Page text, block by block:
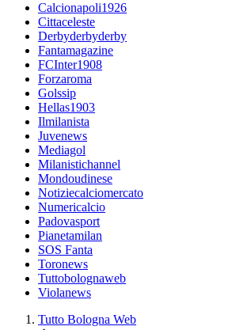
Calcionapoli1926
Cittaceleste
Derbyderbyderby
Fantamagazine
FCInter1908
Forzaroma
Golssip
Hellas1903
Ilmilanista
Juvenews
Mediagol
Milanistichannel
Mondoudinese
Notiziecalciomercato
Numericalcio
Padovasport
Pianetamilan
SOS Fanta
Toronews
Tuttobolognaweb
Violanews
Tutto Bologna Web